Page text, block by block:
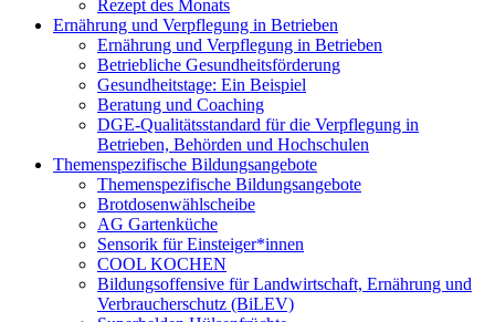
Rezept des Monats
Ernährung und Verpflegung in Betrieben
Ernährung und Verpflegung in Betrieben
Betriebliche Gesundheitsförderung
Gesundheitstage: Ein Beispiel
Beratung und Coaching
DGE-Qualitätsstandard für die Verpflegung in
Betrieben, Behörden und Hochschulen
Themenspezifische Bildungsangebote
Themenspezifische Bildungsangebote
Brotdosenwählscheibe
AG Gartenküche
Sensorik für Einsteiger*innen
COOL KOCHEN
Bildungsoffensive für Landwirtschaft, Ernährung und
Verbraucherschutz (BiLEV)